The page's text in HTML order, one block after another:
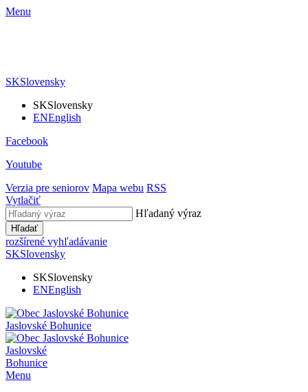
Menu
SKSlovensky
SKSlovensky
ENEnglish
Facebook
Youtube
Verzia pre seniorov Mapa webu RSS
Vytlačiť
Hľadaný výraz
Hľadať
rozšírené vyhľadávanie
SKSlovensky
SKSlovensky
ENEnglish
Jaslovské Bohunice
Jaslovské
Bohunice
Menu